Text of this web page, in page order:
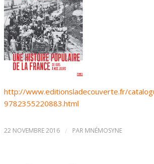
http://www.editionsladecouverte.fr/
9782355220883.html
22 NOVEMBRE 2016 / PAR MNÉMOSYNE